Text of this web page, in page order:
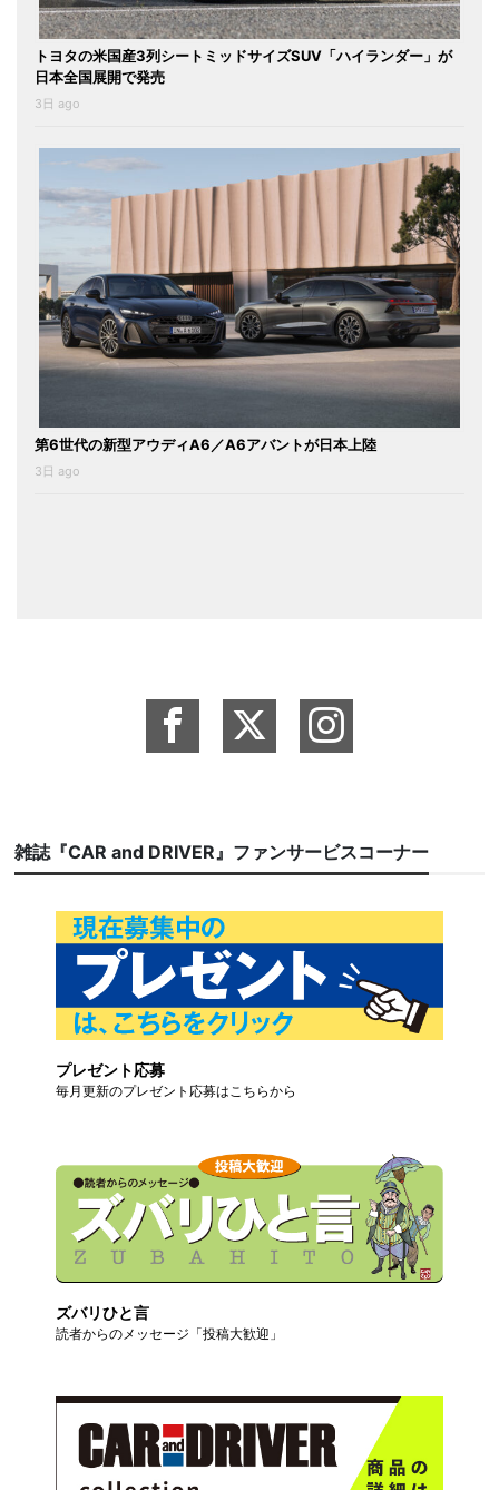
トヨタの米国産3列シートミッドサイズSUV「ハイランダー」が
日本全国展開で発売
3日 ago
第6世代の新型アウディA6／A6アバントが日本上陸
3日 ago
雑誌『CAR and DRIVER』ファンサービスコーナー
プレゼント応募
毎月更新のプレゼント応募はこちらから
ズバリひと言
読者からのメッセージ「投稿大歓迎」